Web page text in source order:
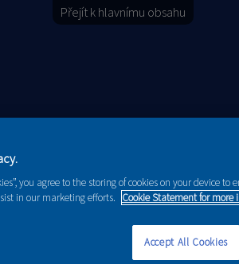
Přejít k hlavnímu obsahu
you agree to the storing of cookies on your device to
in our marketing efforts. Cookie Statement for more
Accept All Cookies